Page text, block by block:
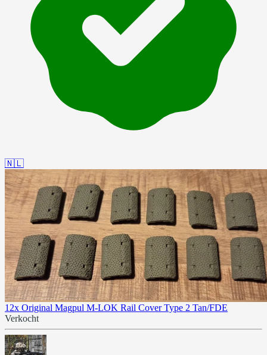
🇳🇱
12x Original Magpul M-LOK Rail Cover Type 2 Tan/FDE
Verkocht